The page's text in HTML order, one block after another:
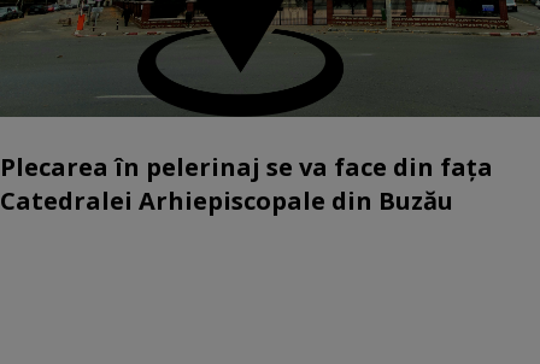
Plecarea în pelerinaj se va face din fața
Catedralei Arhiepiscopale din Buzău